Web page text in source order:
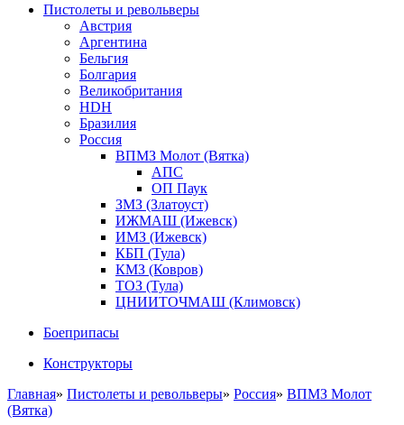
Пистолеты и револьверы
Австрия
Аргентина
Бельгия
Болгария
Великобритания
HDH
Бразилия
Россия
ВПМЗ Молот (Вятка)
АПС
ОП Паук
ЗМЗ (Златоуст)
ИЖМАШ (Ижевск)
ИМЗ (Ижевск)
КБП (Тула)
КМЗ (Ковров)
ТОЗ (Тула)
ЦНИИТОЧМАШ (Климовск)
Боеприпасы
Конструкторы
Главная» Пистолеты и револьверы» Россия» ВПМЗ Молот
(Вятка)